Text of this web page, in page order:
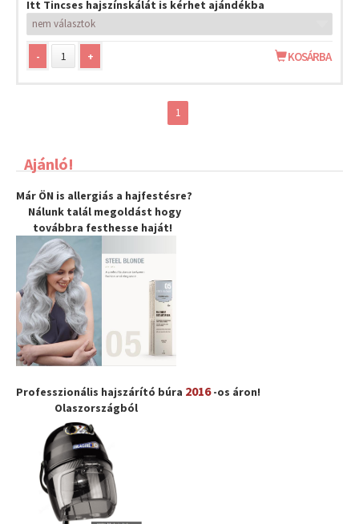
Itt Tincses hajszínskálát is kérhet ajándékba
- + KOSÁRBA
1
Ajánló!
Már ÖN is allergiás a hajfestésre?
Nálunk talál megoldást hogy
továbbra festhesse haját!
Professzionális hajszárító búra 2016-os áron!
Olaszországból